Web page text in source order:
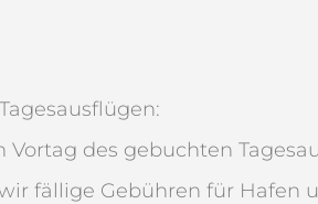
Vortag des gebuchten
fällige Gebühren für Hafen